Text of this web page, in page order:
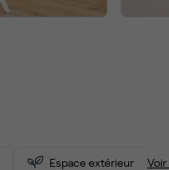
Espace extérieur